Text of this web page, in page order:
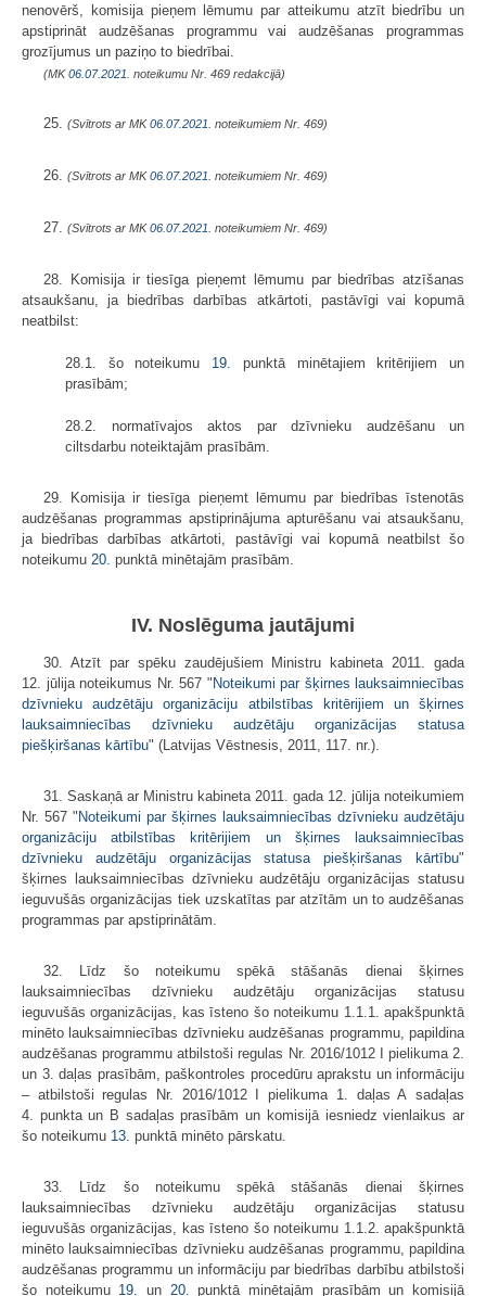
nenovērš, komisija pieņem lēmumu par atteikumu atzīt biedrību un
apstiprināt audzēšanas programmu vai audzēšanas programmas
grozījumus un paziņo to biedrībai.
(MK06.07.2021. noteikumu Nr. 469 redakcijā)
25. (Svītrots ar MK06.07.2021. noteikumiem Nr. 469)
26. (Svītrots ar MK06.07.2021. noteikumiem Nr. 469)
27. (Svītrots ar MK06.07.2021. noteikumiem Nr. 469)
28. Komisija ir tiesīga pieņemt lēmumu par biedrības atzīšanas
atsaukšanu, ja biedrības darbības atkārtoti, pastāvīgi vai kopumā
neatbilst:
28.1. šo noteikumu 19.
punktā minētajiem kritērijiem un
prasībām;
28.2. normatīvajos aktos par dzīvnieku audzēšanu un
ciltsdarbu noteiktajām prasībām.
29. Komisija ir tiesīga pieņemt lēmumu par biedrības īstenotās
audzēšanas programmas apstiprinājuma apturēšanu vai atsaukšanu,
ja biedrības darbības atkārtoti, pastāvīgi vai kopumā neatbilst šo
noteikumu 20. punktā minētajām prasībām.
IV. Noslēguma jautājumi
30. Atzīt par spēku zaudējušiem Ministru kabineta 2011. gada
12. jūlija noteikumus Nr. 567 "Noteikumi par šķirnes lauksaimniecības
dzīvnieku audzētāju organizāciju atbilstības kritērijiem un šķirnes
lauksaimniecības dzīvnieku audzētāju organizācijas statusa
piešķiršanas kārtību" (Latvijas Vēstnesis, 2011, 117. nr.).
31. Saskaņā ar Ministru kabineta 2011. gada 12. jūlija noteikumiem
Nr. 567 "Noteikumi par šķirnes lauksaimniecības dzīvnieku audzētāju
organizāciju atbilstības kritērijiem un šķirnes lauksaimniecības
dzīvnieku audzētāju organizācijas statusa piešķiršanas kārtību"
šķirnes lauksaimniecības dzīvnieku audzētāju organizācijas statusu
ieguvušās organizācijas tiek uzskatītas par atzītām un to audzēšanas
programmas par apstiprinātām.
32. Līdz šo noteikumu spēkā stāšanās dienai šķirnes
lauksaimniecības dzīvnieku audzētāju organizācijas statusu
ieguvušās organizācijas, kas īsteno šo noteikumu 1.1.1. apakšpunktā
minēto lauksaimniecības dzīvnieku audzēšanas programmu, papildina
audzēšanas programmu atbilstoši regulas Nr. 2016/1012 I pielikuma 2.
un 3. daļas prasībām, paškontroles procedūru aprakstu un informāciju
– atbilstoši regulas Nr. 2016/1012 I pielikuma 1. daļas A sadaļas
4. punkta un B sadaļas prasībām un komisijā iesniedz vienlaikus ar
šo noteikumu 13. punktā minēto pārskatu.
33. Līdz šo noteikumu spēkā stāšanās dienai šķirnes
lauksaimniecības dzīvnieku audzētāju organizācijas statusu
ieguvušās organizācijas, kas īsteno šo noteikumu 1.1.2. apakšpunktā
minēto lauksaimniecības dzīvnieku audzēšanas programmu, papildina
audzēšanas programmu un informāciju par biedrības darbību atbilstoši
šo noteikumu 19.un 20.
punktā minētajām prasībām un komisijā